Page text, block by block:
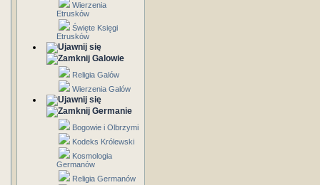
Wierzenia
Etrusków
Święte Księgi
Etrusków
Galowie
Religia Galów
Wierzenia Galów
Germanie
Bogowie i Olbrzymi
Kodeks Królewski
Kosmologia
Germanów
Religia Germanów